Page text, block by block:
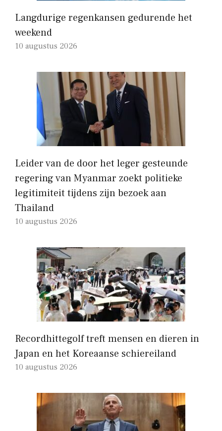
Langdurige regenkansen gedurende het
weekend
10 augustus 2026
Leider van de door het leger gesteunde
regering van Myanmar zoekt politieke
legitimiteit tijdens zijn bezoek aan
Thailand
10 augustus 2026
Recordhittegolf treft mensen en dieren in
Japan en het Koreaanse schiereiland
10 augustus 2026